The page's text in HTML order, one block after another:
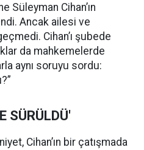
Süleyman Cihan’ın
Ancak ailesi ve
Cihan’ı şubede
da mahkemelerde
aynı soruyu sordu:
SÜRÜLDÜ'
Cihan’ın bir çatışmada